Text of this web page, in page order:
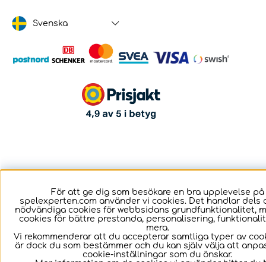
Svenska
För att ge dig som besökare en bra upplevelse på
spelexperten.com använder vi cookies. Det handlar dels
nödvändiga cookies för webbsidans grundfunktionalitet,
cookies för bättre prestanda, personalisering,
mera.
Vi rekommenderar att du accepterar samtliga typer av
är dock du som bestämmer och du kan själv välja att
cookie-inställningar som du önskar.